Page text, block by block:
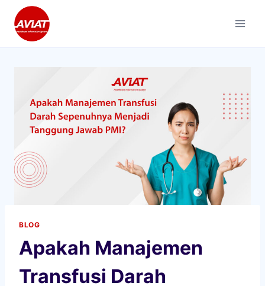
content
BLOG
Apakah Manajemen
Transfusi Darah